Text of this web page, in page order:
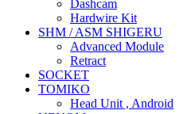
Dashcam
Hardwire Kit
SHM / ASM SHIGERU
Advanced Module
Retract
SOCKET
TOMIKO
Head Unit , Android